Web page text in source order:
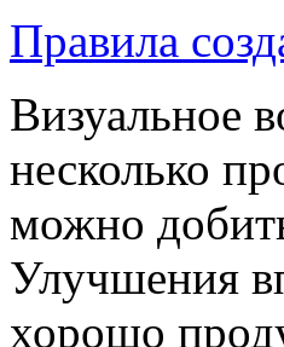
Правила
Визуальное
несколько
можно
Улучшения
хорошо